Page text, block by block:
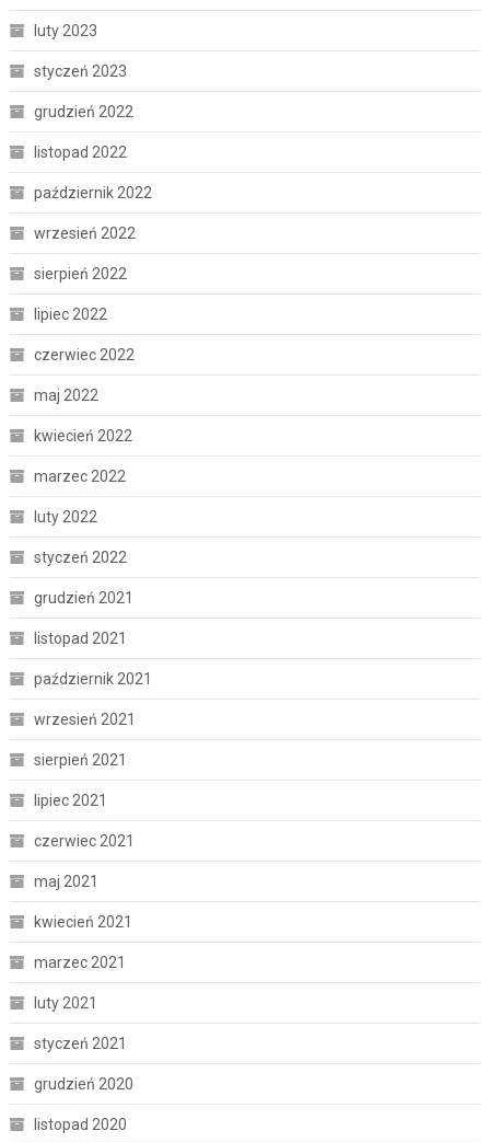
luty 2023
styczeń 2023
grudzień 2022
listopad 2022
październik 2022
wrzesień 2022
sierpień 2022
lipiec 2022
czerwiec 2022
maj 2022
kwiecień 2022
marzec 2022
luty 2022
styczeń 2022
grudzień 2021
listopad 2021
październik 2021
wrzesień 2021
sierpień 2021
lipiec 2021
czerwiec 2021
maj 2021
kwiecień 2021
marzec 2021
luty 2021
styczeń 2021
grudzień 2020
listopad 2020